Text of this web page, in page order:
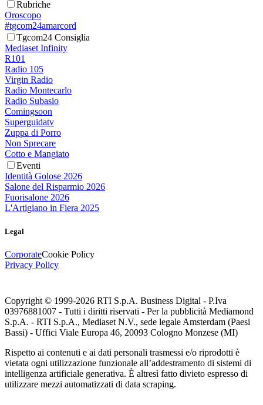
Rubriche
Oroscopo
#tgcom24amarcord
Tgcom24 Consiglia
Mediaset Infinity
R101
Radio 105
Virgin Radio
Radio Montecarlo
Radio Subasio
Comingsoon
Superguidatv
Zuppa di Porro
Non Sprecare
Cotto e Mangiato
Eventi
Identità Golose 2026
Salone del Risparmio 2026
Fuorisalone 2026
L'Artigiano in Fiera 2025
Legal
CorporateCookie Policy
Privacy Policy
Copyright © 1999-2026 RTI S.p.A. Business Digital - P.Iva
03976881007 - Tutti i diritti riservati - Per la pubblicità Mediamond
S.p.A. - RTI S.p.A., Mediaset N.V., sede legale Amsterdam (Paesi
Bassi) - Uffici Viale Europa 46, 20093 Cologno Monzese (MI)
Rispetto ai contenuti e ai dati personali trasmessi e/o riprodotti è
vietata ogni utilizzazione funzionale all’addestramento di sistemi di
intelligenza artificiale generativa. È altresì fatto divieto espresso di
utilizzare mezzi automatizzati di data scraping.